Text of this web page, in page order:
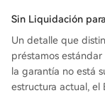
Sin Liquidación
Un detalle que
préstamos
la garantía no está
estructura actual, el